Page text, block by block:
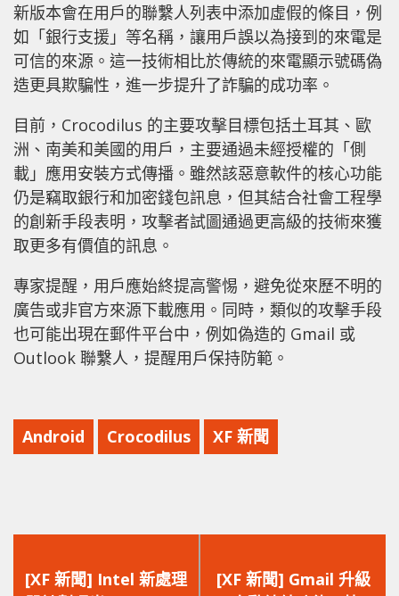
新版本會在用戶的聯繫人列表中添加虛假的條目，例
如「銀行支援」等名稱，讓用戶誤以為接到的來電是
可信的來源。這一技術相比於傳統的來電顯示號碼偽
造更具欺騙性，進一步提升了詐騙的成功率。
目前，Crocodilus 的主要攻擊目標包括土耳其、歐
洲、南美和美國的用戶，主要通過未經授權的「側
載」應用安裝方式傳播。雖然該惡意軟件的核心功能
仍是竊取銀行和加密錢包訊息，但其結合社會工程學
的創新手段表明，攻擊者試圖通過更高級的技術來獲
取更多有價值的訊息。
專家提醒，用戶應始終提高警惕，避免從來歷不明的
廣告或非官方來源下載應用。同時，類似的攻擊手段
也可能出現在郵件平台中，例如偽造的 Gmail 或
Outlook 聯繫人，提醒用戶保持防範。
Android Crocodilus XF 新聞
一
[XF 新聞] Intel 新處理
一
[XF 新聞] Gmail 升級